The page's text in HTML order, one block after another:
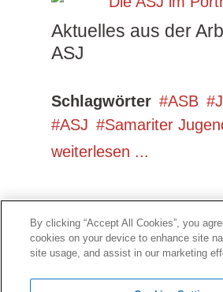
Aktuelles aus der
ASJ
Schlagwörter ASB
ASJ
Samariter
weiterlesen ...
By clicking “Accept All Cookies”, you
cookies on your device to enhance site
site usage, and assist in our marketing